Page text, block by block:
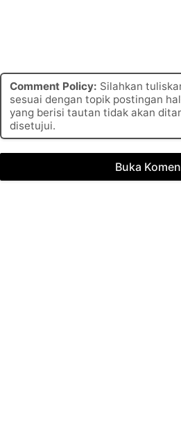
Comment Policy: Silahkan
sesuai dengan topik postingan
yang berisi tautan tidak akan
disetujui.
Buka